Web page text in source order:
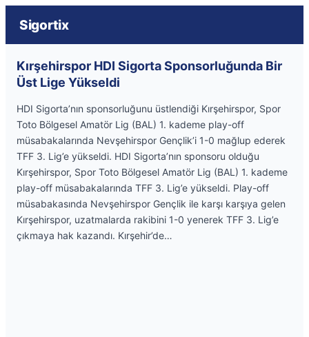
Sigortix
Kırşehirspor HDI Sigorta Sponsorluğunda Bir
Üst Lige Yükseldi
HDI Sigorta’nın sponsorluğunu üstlendiği Kırşehirspor, Spor
Toto Bölgesel Amatör Lig (BAL) 1. kademe play-off
müsabakalarında Nevşehirspor Gençlik’i 1-0 mağlup ederek
TFF 3. Lig’e yükseldi. HDI Sigorta’nın sponsoru olduğu
Kırşehirspor, Spor Toto Bölgesel Amatör Lig (BAL) 1. kademe
play-off müsabakalarında TFF 3. Lig’e yükseldi. Play-off
müsabakasında Nevşehirspor Gençlik ile karşı karşıya gelen
Kırşehirspor, uzatmalarda rakibini 1-0 yenerek TFF 3. Lig’e
çıkmaya hak kazandı. Kırşehir’de…